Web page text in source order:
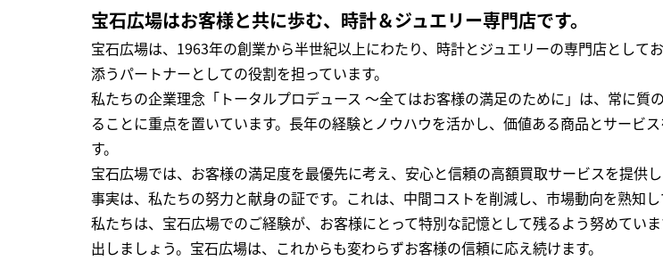
宝石広場はお客様と共に歩む、時計＆ジュエリー専門店です。
宝石広場は、1963年の創業から半世紀以上にわたり、時計とジュエリーの専門店とし
添うパートナーとしての役割を担っています。
私たちの企業理念「トータルプロデュース ～全てはお客様の満足のために」は、常に
ることに重点を置いています。長年の経験とノウハウを活かし、価値ある商品とサービ
す。
宝石広場では、お客様の満足度を最優先に考え、安心と信頼の高額買取サービスを提供
事実は、私たちの努力と献身の証です。これは、中間コストを削減し、市場動向を熟知し
私たちは、宝石広場でのご経験が、お客様にとって特別な記憶として残るよう努めてい
出しましょう。宝石広場は、これからも変わらずお客様の信頼に応え続けます。